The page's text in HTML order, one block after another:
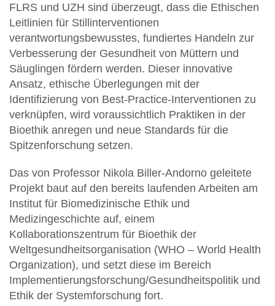
FLRS und UZH sind überzeugt, dass die Ethischen
Leitlinien für Stillinterventionen
verantwortungsbewusstes, fundiertes Handeln zur
Verbesserung der Gesundheit von Müttern und
Säuglingen fördern werden. Dieser innovative
Ansatz, ethische Überlegungen mit der
Identifizierung von Best-Practice-Interventionen zu
verknüpfen, wird voraussichtlich Praktiken in der
Bioethik anregen und neue Standards für die
Spitzenforschung setzen.
Das von Professor Nikola Biller-Andorno geleitete
Projekt baut auf den bereits laufenden Arbeiten am
Institut für Biomedizinische Ethik und
Medizingeschichte auf, einem
Kollaborationszentrum für Bioethik der
Weltgesundheitsorganisation (WHO – World Health
Organization), und setzt diese im Bereich
Implementierungsforschung/Gesundheitspolitik und
Ethik der Systemforschung fort.